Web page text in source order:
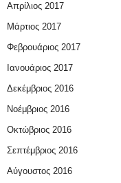
Απρίλιος 2017
Μάρτιος 2017
Φεβρουάριος 2017
Ιανουάριος 2017
Δεκέμβριος 2016
Νοέμβριος 2016
Οκτώβριος 2016
Σεπτέμβριος 2016
Αύγουστος 2016